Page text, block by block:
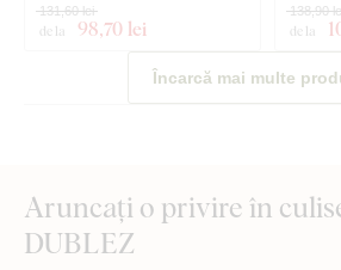
de la 98,70 lei
131,60 lei
de la
138,90
Încarcă mai multe
Aruncați o privire în
DUBLEZ